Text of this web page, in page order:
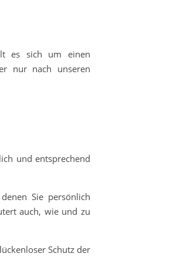
es sich um einen
nur nach unseren
und entsprechend
Sie persönlich
auch, wie und zu
Schutz der